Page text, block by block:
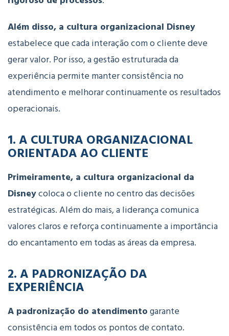
Além disso, a cultura organizacional Disney
estabelecequecadainteraçãocomoclientedeve
gerarvalor. Por isso, agestãoestruturadada
experiênciapermite manterconsistênciano
atendimentoe melhorarcontinuamenteos resultados
operacionais.
1.A CULTURA ORGANIZACIONAL
ORIENTADAAO CLIENTE
Primeiramente, a cultura organizacional da
Disneycolocaocliente nocentrodasdecisões
estratégicas.Além do mais, aliderançacomunica
valoresclaros e reforçacontinuamenteaimportância
doencantamentoemtodasasáreasdaempresa.
2.A PADRONIZAÇÃO DA
EXPERIÊNCIA
A padronização do atendimentogarante
consistênciaemtodosos pontosdecontato.